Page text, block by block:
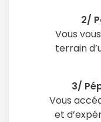
2/
Vous
terrain
3/
Vous
et